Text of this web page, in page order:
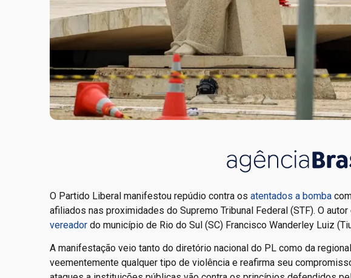
O Partido Liberal manifestou repúdio contra os atentados a bomba
afiliados nas proximidades do Supremo Tribunal Federal (STF). O
vereador do município de Rio do Sul (SC) Francisco Wanderley Luiz
A manifestação veio tanto do diretório nacional do PL como da
veementemente qualquer tipo de violência e reafirma seu